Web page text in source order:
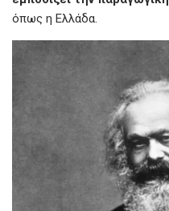
όπως η Ελλάδα.